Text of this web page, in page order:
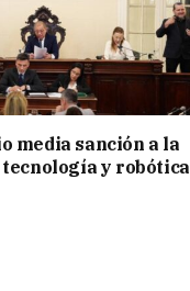
media sanción a la
y robótica